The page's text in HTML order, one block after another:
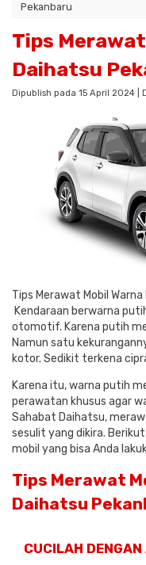
Pekanbaru
Tips
Daihatsu
Dipublish pada 15 April 2024 |
Tips Merawat Mobil
Kendaraan berwarna
otomotif. Karena putih
Namun satu
kotor. Sedikit terkena
Karena itu, warna putih
perawatan khusus agar
Sahabat Daihatsu,
sesulit yang dikira.
mobil yang bisa Anda
Tips Merawat
Daihatsu
CUCILAH